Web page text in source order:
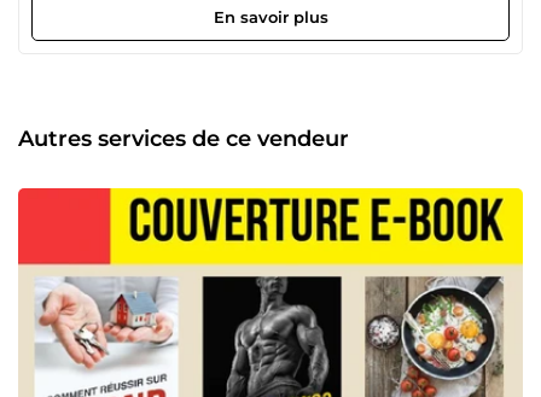
Tiktok ✔️- Instagram N'hésitez pas à me contacter pour
plus d'infos ! Demande spéciale, conseils ou
En savoir plus
Autres services de ce vendeur